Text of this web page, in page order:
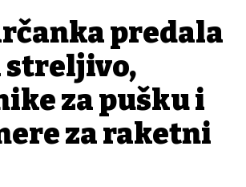
predala
za pušku i
za raketni